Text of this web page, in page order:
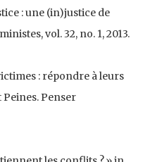
: une (in)justice de
vol. 32, no. 1, 2013.
: répondre à leurs
Peines. Penser